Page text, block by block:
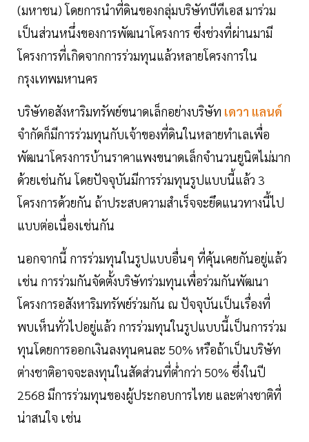
(มหาชน) โดยการนำที่ดินของกลุ่มบริษัทบีทีเอส มาร่วม
เป็นส่วนหนึ่งของการพัฒนาโครงการ ซึ่งช่วงที่ผ่านมามี
โครงการที่เกิดจากการร่วมทุนแล้วหลายโครงการใน
กรุงเทพมหานคร
บริษัทอสังหาริมทรัพย์ขนาดเล็กอย่างบริษัท เดวา แลนด์
จำกัดก็มีการร่วมทุนกับเจ้าของที่ดินในหลายทำเลเพื่อ
พัฒนาโครงการบ้านราคาแพงขนาดเล็กจำนวนยูนิตไม่มาก
ด้วยเช่นกัน โดยปัจจุบันมีการร่วมทุนรูปแบบนี้แล้ว 3
โครงการด้วยกัน ถ้าประสบความสำเร็จจะยึดแนวทางนี้ไป
แบบต่อเนื่องเช่นกัน
นอกจากนี้ การร่วมทุนในรูปแบบอื่นๆ ที่คุ้นเคยกันอยู่แล้ว
เช่น การร่วมกันจัดตั้งบริษัทร่วมทุนเพื่อร่วมกันพัฒนา
โครงการอสังหาริมทรัพย์ร่วมกัน ณ ปัจจุบันเป็นเรื่องที่
พบเห็นทั่วไปอยู่แล้ว การร่วมทุนในรูปแบบนี้เป็นการร่วม
ทุนโดยการออกเงินลงทุนคนละ 50% หรือถ้าเป็นบริษัท
ต่างชาติอาจจะลงทุนในสัดส่วนที่ตํ่ากว่า 50% ซึ่งในปี
2568 มีการร่วมทุนของผู้ประกอบการไทย และต่างชาติที่
น่าสนใจ เช่น